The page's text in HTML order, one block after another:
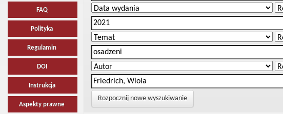
FAQ
Polityka
Regulamin
DOI
Instrukcja
Aspekty prawne
Rozpocznij nowe wyszukiwanie